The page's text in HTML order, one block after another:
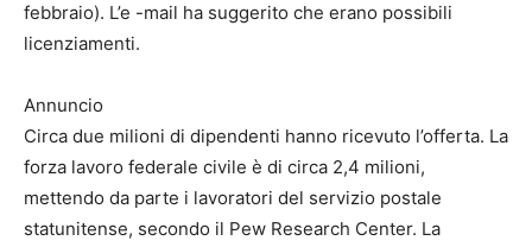
febbraio). L’e -mail ha suggerito che erano possibili
licenziamenti.
Annuncio
Circa due milioni di dipendenti hanno ricevuto l’offerta. La
forza lavoro federale civile è di circa 2,4 milioni,
mettendo da parte i lavoratori del servizio postale
statunitense, secondo il Pew Research Center. La